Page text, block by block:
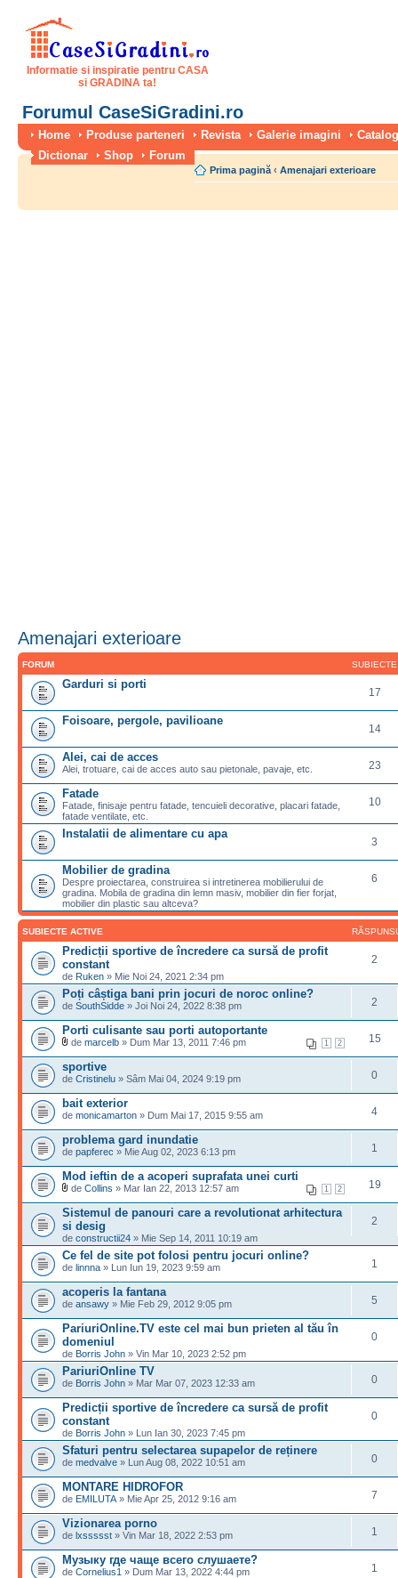
Informatie si inspiratie pentru CASA
si GRADINA ta!
Forumul CaseSiGradini.ro
Home Produse parteneri Revista Galerie imagini
Dictionar
Shop Forum
Prima pagină ‹ Amenajari exterioare
Amenajari exterioare
FORUM SUBIECTE
Garduri si porti
17
Foisoare, pergole, pavilioane
14
Alei, cai de acces
Alei, trotuare, cai de acces auto sau pietonale, pavaje, etc. 23
Fatade
Fatade, finisaje pentru fatade, tencuieli decorative, placari fatade,
fatade ventilate, etc.
10
Instalatii de alimentare cu apa
3
Mobilier de gradina
Despre proiectarea, construirea si intretinerea mobilierului de
gradina. Mobila de gradina din lemn masiv, mobilier din fier forjat,
mobilier din plastic sau altceva?
6
SUBIECTE ACTIVE
Predicții sportive de încredere ca sursă de profit
constant
de Ruken » Mie Noi 24, 2021 2:34 pm
2
Poți câștiga bani prin jocuri de noroc online?
de SouthSidde » Joi Noi 24, 2022 8:38 pm 2
Porti culisante sau porti autoportante
1 2
de marcelb » Dum Mar 13, 2011 7:46 pm 15
sportive
de Cristinelu » Sâm Mai 04, 2024 9:19 pm 0
bait exterior
de monicamarton » Dum Mai 17, 2015 9:55 am 4
problema gard inundatie
de papferec » Mie Aug 02, 2023 6:13 pm 1
Mod ieftin de a acoperi suprafata unei curti
1 2
de Collins » Mar Ian 22, 2013 12:57 am 19
Sistemul de panouri care a revolutionat arhitectura
si desig
de constructii24 » Mie Sep 14, 2011 10:19 am
2
Ce fel de site pot folosi pentru jocuri online?
de linnna » Lun Iun 19, 2023 9:59 am 1
acoperis la fantana
de ansawy » Mie Feb 29, 2012 9:05 pm 5
PariuriOnline.TV este cel mai bun prieten al tău în
domeniul
de Borris John » Vin Mar 10, 2023 2:52 pm
0
PariuriOnline TV
de Borris John » Mar Mar 07, 2023 12:33 am 0
Predicții sportive de încredere ca sursă de profit
constant
de Borris John » Lun Ian 30, 2023 7:45 pm
0
Sfaturi pentru selectarea supapelor de reținere
de medvalve » Lun Aug 08, 2022 10:51 am 0
MONTARE HIDROFOR
de EMILUTA » Mie Apr 25, 2012 9:16 am 7
Vizionarea porno
de lxssssst » Vin Mar 18, 2022 2:53 pm 1
Музыку где чаще всего слушаете?
de Cornelius1 » Dum Mar 13, 2022 4:44 pm 1